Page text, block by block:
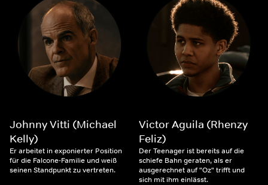
Johnny Vitti (Michael
Kelly)
Er arbeitet in exponierter Position
für die Falcone-Familie und weiß
seinen Standpunkt zu vertreten.
Victor Aguila (Rhenzy
Feliz)
Der Teenager ist bereits auf die
schiefe Bahn geraten, als er
ausgerechnet auf "Oz" trifft und
sich mit ihm einlässt.